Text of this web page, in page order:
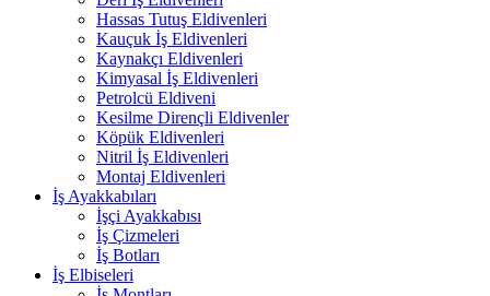
Hassas Tutuş Eldivenleri
Kauçuk İş Eldivenleri
Kaynakçı Eldivenleri
Kimyasal İş Eldivenleri
Petrolcü Eldiveni
Kesilme Dirençli Eldivenler
Köpük Eldivenleri
Nitril İş Eldivenleri
Montaj Eldivenleri
İş Ayakkabıları
İşçi Ayakkabısı
İş Çizmeleri
İş Botları
İş Elbiseleri